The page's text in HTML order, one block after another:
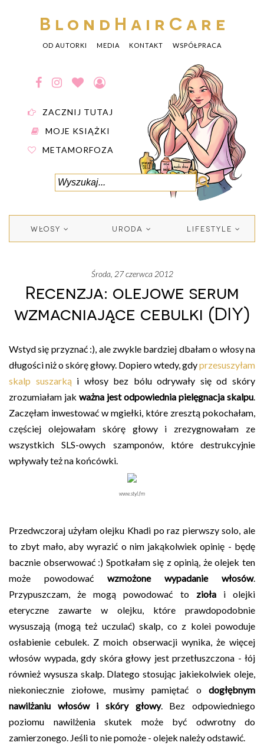
BlondHairCare
OD AUTORKI MEDIA KONTAKT WSPÓŁPRACA
ZACZNIJ TUTAJ
MOJE KSIĄŻKI
METAMORFOZA
WŁOSY URODA LIFESTYLE
środa, 27 czerwca 2012
Recenzja: olejowe serum
wzmacniające cebulki (DIY)
Wstyd się przyznać :), ale zwykle bardziej dbałam o włosy na
długości niż o skórę głowy. Dopiero wtedy, gdyprzesuszyłam
skalp suszarką i włosy bez bólu odrywały się od skóry
zrozumiałam jak ważna jest odpowiednia pielęgnacja skalpu
Zaczęłam inwestować w mgiełki, które zresztą pokochałam,
częściej olejowałam skórę głowy i zrezygnowałam ze
wszystkich SLS-owych szamponów, które destrukcyjnie
wpływały też na końcówki.
www.styl.fm
Przedwczoraj użyłam olejku Khadi po raz pierwszy solo, ale
to zbyt mało, aby wyrazić o nim jakąkolwiek opinię - będę
bacznie obserwować :) Spotkałam się z opinią, że olejek ten
może powodować wzmożone wypadanie włosów.
Przypuszczam, że mogą powodować to ziołai olejki
eteryczne zawarte w olejku, które prawdopodobnie
wysuszają (mogą też uczulać) skalp, co z kolei powoduje
osłabienie cebulek. Z moich obserwacji wynika, że więcej
włosów wypada, gdy skóra głowy jest przetłuszczona - łój
również wysusza skalp. Dlatego stosując jakiekolwiek oleje,
niekoniecznie ziołowe, musimy pamiętać o dogłębnym
nawilżaniu włosów i skóry głowy. Bez odpowiedniego
poziomu nawilżenia skutek może być odwrotny do
zamierzonego. Jeśli to nie pomoże - olejek należy odstawić.